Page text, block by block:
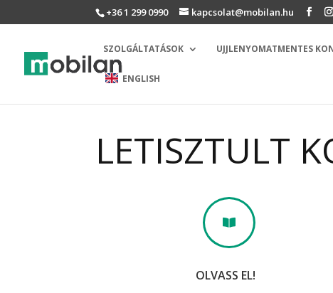
+36 1 299 0990 kapcsolat@mobilan.hu
SZOLGÁLTATÁSOK UJJLENYOMATMENTES
ENGLISH
LETISZTULT

OLVASS EL!